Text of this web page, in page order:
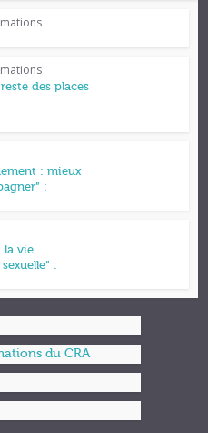
des places
: mieux
:
la vie
: